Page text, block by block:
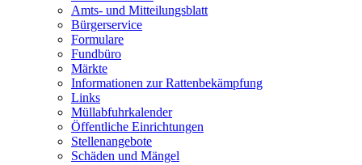
Amts- und Mitteilungsblatt
Bürgerservice
Formulare
Fundbüro
Märkte
Informationen zur Rattenbekämpfung
Links
Müllabfuhrkalender
Öffentliche Einrichtungen
Stellenangebote
Schäden und Mängel